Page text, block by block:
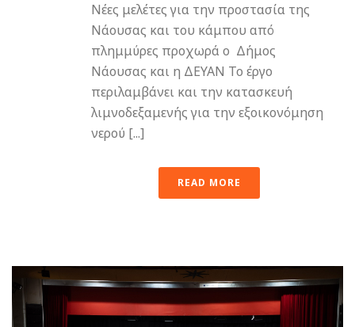
Νέες μελέτες για την προστασία της
Νάουσας και του κάμπου από
πλημμύρες προχωρά ο Δήμος
Νάουσας και η ΔΕΥΑΝ Το έργο
περιλαμβάνει και την κατασκευή
λιμνοδεξαμενής για την εξοικονόμηση
νερού [...]
READ MORE